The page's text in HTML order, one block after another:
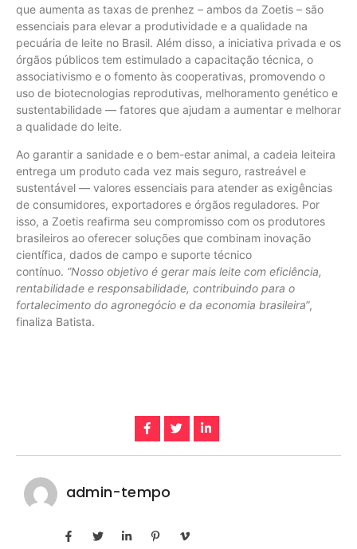
que aumenta as taxas de prenhez – ambos da Zoetis – são
essenciais para elevar a produtividade e a qualidade na
pecuária de leite no Brasil. Além disso, a iniciativa privada e os
órgãos públicos tem estimulado a capacitação técnica, o
associativismo e o fomento às cooperativas, promovendo o
uso de biotecnologias reprodutivas, melhoramento genético e
sustentabilidade — fatores que ajudam a aumentar e melhorar
a qualidade do leite.
Ao garantir a sanidade e o bem-estar animal, a cadeia leiteira
entrega um produto cada vez mais seguro, rastreável e
sustentável — valores essenciais para atender as exigências
de consumidores, exportadores e órgãos reguladores. Por
isso, a Zoetis reafirma seu compromisso com os produtores
brasileiros ao oferecer soluções que combinam inovação
científica, dados de campo e suporte técnico
contínuo. ”Nosso objetivo é gerar mais leite com eficiência,
rentabilidade e responsabilidade, contribuindo para o
fortalecimento do agronegócio e da economia brasileira”,
finaliza Batista.
admin-tempo